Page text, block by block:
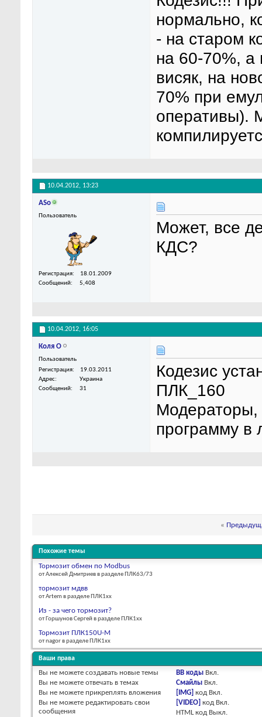
нормально,
- на старом
на 60-70%, а
висяк, на
70% при
оперативы).
10.04.2012, 13:23
ASo
Пользователь
Регистрация
18.01.2009
Сообщений
5,408
Может, все
КДС?
10.04.2012, 16:05
Коля О
Пользователь
Регистрация
19.03.2011
Адрес
Украина
Сообщений
31
Кодезис
ПЛК_160
Модераторы,
программу в
«
Похожие темы
Тормозит обмен по Modbus
от Алексей Дмитриев в разделе ПЛК63/73
тормозит мдвв
от Artem в разделе ПЛК1хх
Из - за чего тормозит?
от Горшунов Сергей в разделе ПЛК1хх
Тормозит ПЛК150U-M
от nagor в разделе ПЛК1хх
Ваши права
Вы не можете создавать новые темы
Вы не можете отвечать в темах
Вы не можете прикреплять вложения
Вы не можете редактировать свои
сообщения
BB коды Вкл.
Смайлы Вкл.
[IMG] код Вкл.
[VIDEO] код Вкл.
HTML код Выкл.